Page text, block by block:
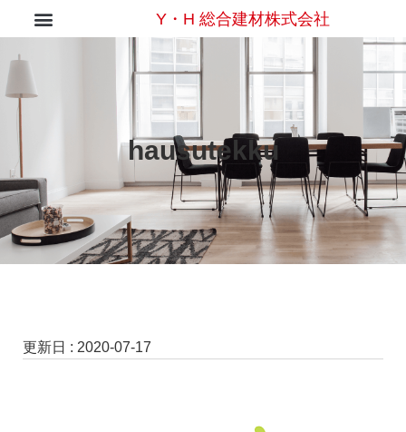
Y・H 総合建材株式会社
hausutekku
更新日 : 2020-07-17